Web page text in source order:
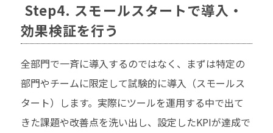
Step4. スモールスタートで導入・
効果検証を行う
全部門で一斉に導入するのではなく、まずは特定の
部門やチームに限定して試験的に導入（スモールス
タート）します。実際にツールを運用する中で出て
きた課題や改善点を洗い出し、設定したKPIが達成で